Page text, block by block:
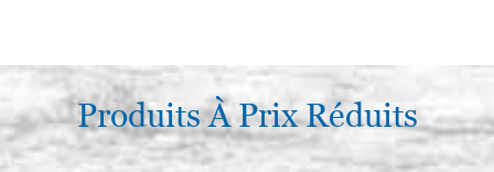
Produits À Prix Réduits